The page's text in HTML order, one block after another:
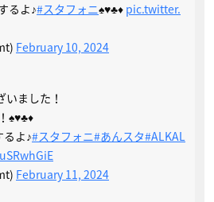
るよ♪#スタフォニ♠️♥️♣️♦️ pic.twitter.
February 10, 2024
ました！
♠️♥️♣️♦️
よ♪#スタフォニ#あんスタ#ALKAL
February 11, 2024